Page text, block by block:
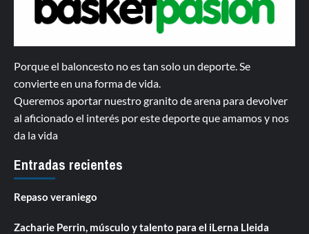
Porque el baloncesto no es tan solo un deporte. Se
convierte en una forma de vida.
Queremos aportar nuestro granito de arena para devolver
al aficionado el interés por este deporte que amamos y nos
da la vida
Entradas recientes
Repaso veraniego
Zacharie Perrin, músculo y talento para el iLerna Lleida